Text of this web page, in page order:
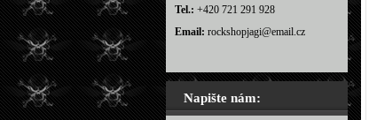
Tel.: +420 721 291 928
Email: rockshopjagi@email.cz
Napište nám: